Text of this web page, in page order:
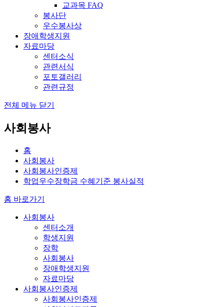
교과목 FAQ
봉사단
우수봉사상
장애학생지원
자료마당
센터소식
관련서식
포토갤러리
관련규정
전체 메뉴 닫기
사회봉사
홈
사회봉사
사회봉사인증제
학업우수장학금 수혜기준 봉사실적
홈 바로가기
사회봉사
센터소개
학생지원
장학
사회봉사
장애학생지원
자료마당
사회봉사인증제
사회봉사인증제